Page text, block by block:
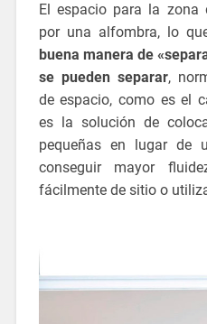
El espacio para la zona
por una alfombra, lo
buena manera de
se pueden separar,
de espacio, como es el
es la solución de
pequeñas en lugar de
conseguir mayor
fácilmente de sitio o